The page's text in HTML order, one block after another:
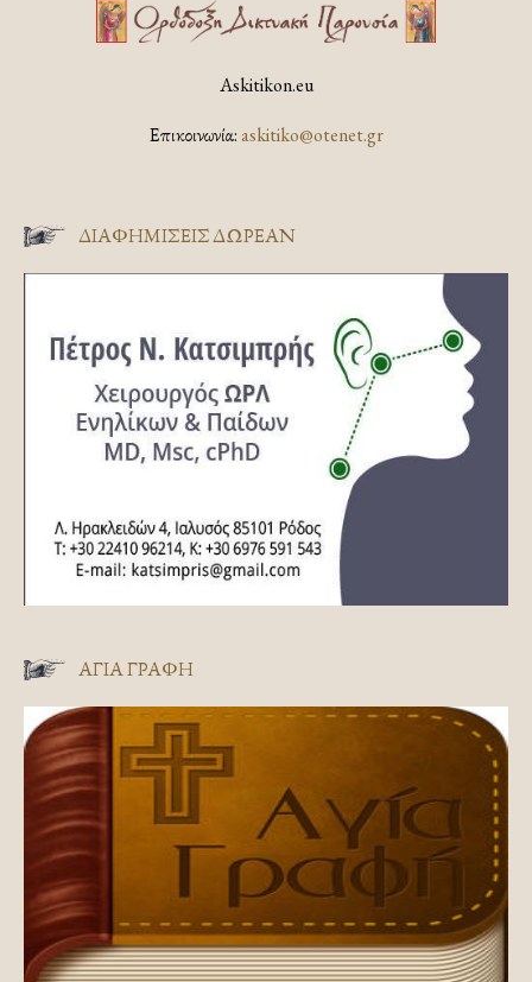
Askitikon.eu
Επικοινωνία:askitiko@otenet.gr
ΔΙΑΦΗΜΊΣΕΙΣ ΔΩΡΕΆΝ
ΑΓΊΑ ΓΡΑΦΉ